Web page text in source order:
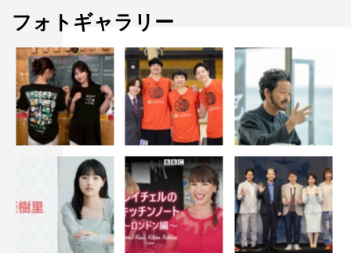
©フジテレビ
チョコレートプラネット
ナインティナイン 宇垣美里
岡村隆史 矢部浩之 陣内智則
フォトギャラリー